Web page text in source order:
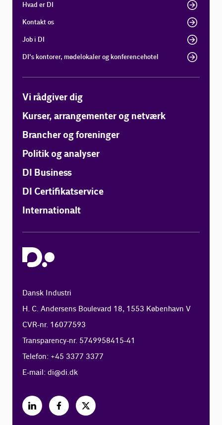
Hvad er DI
Kontakt os
Job i DI
DI's kontorer, mødelokaler og konferencehotel
Vi rådgiver dig
Kurser, arrangementer og netværk
Brancher og foreninger
Politik og analyser
DI Business
DI Certifikatservice
Internationalt
Dansk Industri
H. C. Andersens Boulevard 18, 1553 København V
CVR-nr. 16077593
Transparency-nr. 5749958415-41
Telefon: +45 3377 3377
E-mail:di@di.dk